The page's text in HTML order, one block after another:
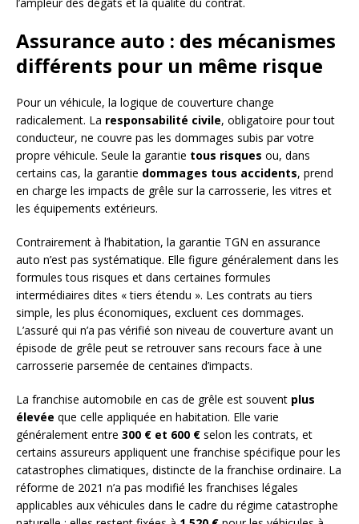
Assurance auto : des mécanismes
différents pour un même risque
Pour un véhicule, la logique de couverture change
radicalement. La responsabilité civile, obligatoire pour tout
conducteur, ne couvre pas les dommages subis par votre
propre véhicule. Seule la garantie tous risques ou, dans
certains cas, la garantie dommages tous accidents, prend
en charge les impacts de grêle sur la carrosserie, les vitres et
les équipements extérieurs.
Contrairement à l’habitation, la garantie TGN en assurance
auto n’est pas systématique. Elle figure généralement dans les
formules tous risques et dans certaines formules
intermédiaires dites « tiers étendu ». Les contrats au tiers
simple, les plus économiques, excluent ces dommages.
L’assuré qui n’a pas vérifié son niveau de couverture avant un
épisode de grêle peut se retrouver sans recours face à une
carrosserie parsemée de centaines d’impacts.
La franchise automobile en cas de grêle est souvent plus
élevée que celle appliquée en habitation. Elle varie
généralement entre 300 € et 600 € selon les contrats, et
certains assureurs appliquent une franchise spécifique pour les
catastrophes climatiques, distincte de la franchise ordinaire. La
réforme de 2021 n’a pas modifié les franchises légales
applicables aux véhicules dans le cadre du régime catastrophe